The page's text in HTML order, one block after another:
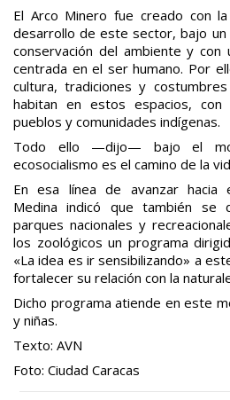
El Arco Minero fue creado con
desarrollo de este sector, bajo un
conservación del ambiente y con
centrada en el ser humano. Por
cultura, tradiciones y
habitan en estos espacios, con
pueblos y comunidades indígenas.
Todo ello —dijo— bajo el
ecosocialismo es el camino de la
En esa línea de avanzar hacia
Medina indicó que también se
parques nacionales y
los zoológicos un programa
«La idea es ir sensibilizando» a
fortalecer su relación con la
Dicho programa atiende en este
y niñas.
Texto: AVN
Foto: Ciudad Caracas